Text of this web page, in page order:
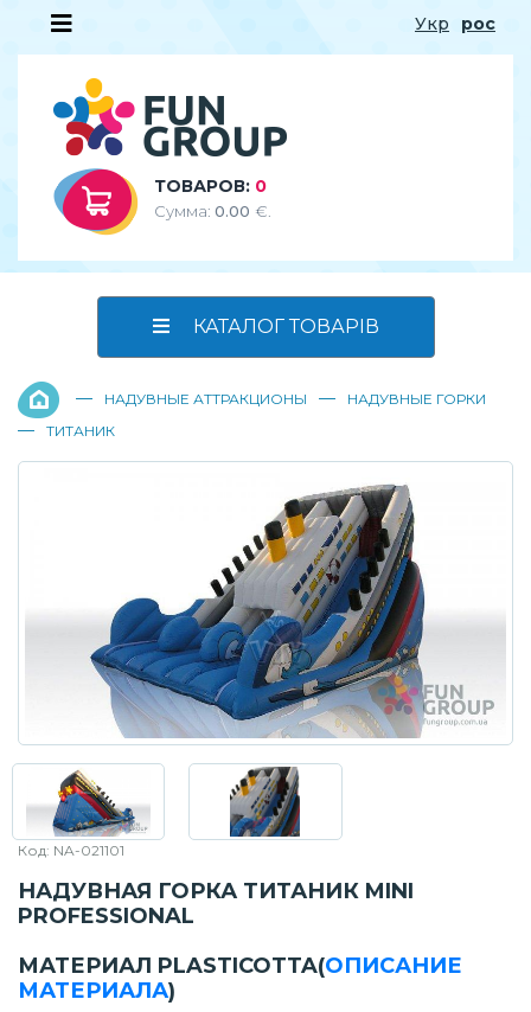
Укр рос
ТОВАРОВ: 0
Сумма: 0.00 €.
КАТАЛОГ ТОВАРІВ
— НАДУВНЫЕ АТТРАКЦИОНЫ — НАДУВНЫЕ ГОРКИ
— ТИТАНИК
Код: NA-021101
НАДУВНАЯ ГОРКА ТИТАНИК MINI
PROFESSIONAL
МАТЕРИАЛ PLASTICOTTA(ОПИСАНИЕ
МАТЕРИАЛА)